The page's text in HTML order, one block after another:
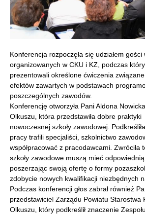
Konferencja rozpoczęła się udziałem gości
organizowanych w CKU i KZ, podczas
prezentowali określone ćwiczenia
efektów zawartych w podstawach
poszczególnych zawodów.
Konferencję otworzyła Pani Aldona
Olkuszu, która przedstawiła dobre
nowoczesnej szkoły zawodowej.
pracy trafili specjaliści, szkolnictwo
współpracować z pracodawcami. Zwróciła
szkoły zawodowe muszą mieć
poszerzając swoją ofertę o formy
zdobycie nowych kwalifikacji niezbędnych
Podczas konferencji głos zabrał również
przedstawiciel Zarządu Powiatu Starostwa
Olkuszu, który podkreślił znaczenie